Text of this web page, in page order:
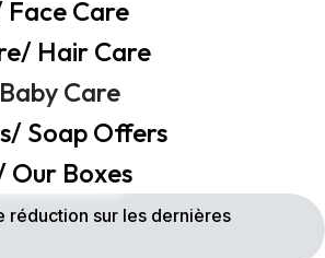
Face Care
Hair Care
Care
Soap Offers
Boxes
réduction sur les dernières